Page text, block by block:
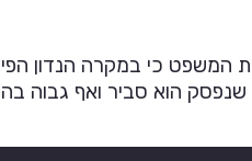
המשפט כי במקרה הנדון
שנפסק הוא סביר ואף גבוה